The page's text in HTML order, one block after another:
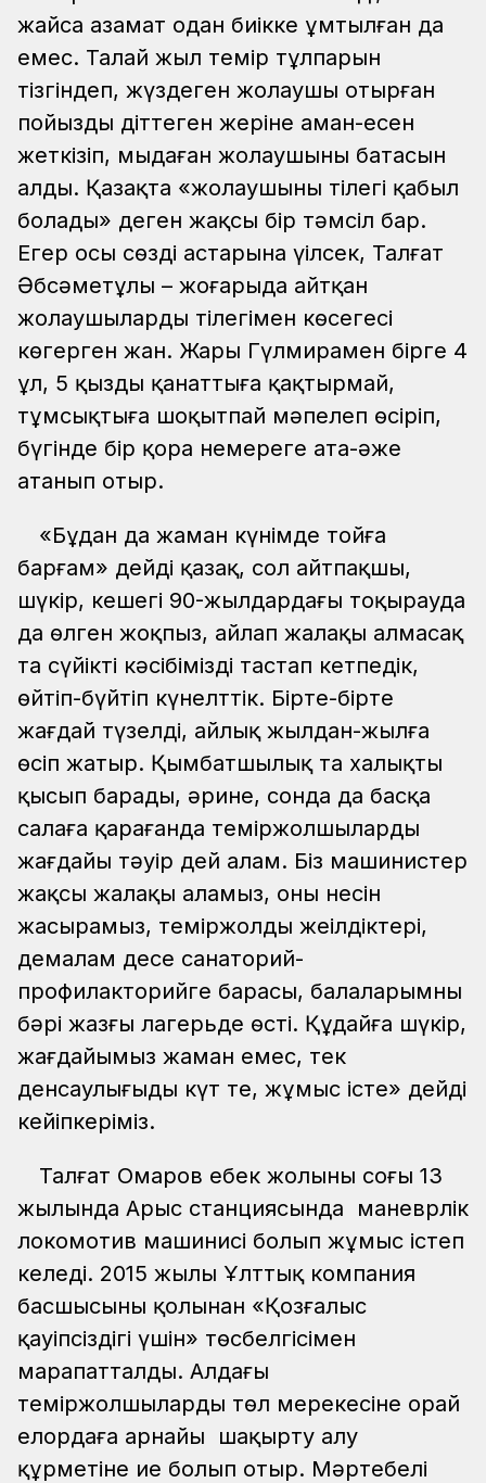
жайсаң азамат одан биікке ұмтылған да
емес. Талай жыл темір тұлпарын
тізгіндеп, жүздеген жолаушы отырған
пойызды діттеген жеріне аман-есен
жеткізіп, мыңдаған жолаушының батасын
алды. Қазақта «жолаушының тілегі қабыл
болады» деген жақсы бір тәмсіл бар.
Егер осы сөздің астарына үңілсек, Талғат
Әбсәметұлы – жоғарыда айтқан
жолаушылардың тілегімен көсегесі
көгерген жан. Жары Гүлмирамен бірге 4
ұл, 5 қызды қанаттыға қақтырмай,
тұмсықтыға шоқытпай мәпелеп өсіріп,
бүгінде бір қора немереге ата-әже
атанып отыр.
«Бұдан да жаман күнімде тойға
барғам» дейді қазақ, сол айтпақшы,
шүкір, кешегі 90-жылдардағы тоқырауда
да өлген жоқпыз, айлап жалақы алмасақ
та сүйікті кәсібімізді тастап кетпедік,
өйтіп-бүйтіп күнелттік. Бірте-бірте
жағдай түзелді, айлық жылдан-жылға
өсіп жатыр. Қымбатшылық та халықты
қысып барады, әрине, сонда да басқа
салаға қарағанда теміржолшылардың
жағдайы тәуір дей алам. Біз машинистер
жақсы жалақы аламыз, оның несін
жасырамыз, теміржолдың жеңілдіктері,
демалам десең санаторий-
профилакторийге барасың, балаларымның
бәрі жазғы лагерьде өсті. Құдайға шүкір,
жағдайымыз жаман емес, тек
денсаулығыңды күт те, жұмыс істе» дейді
кейіпкеріміз.
Талғат Омаров еңбек жолының соңғы 13
жылында Арыс станциясында маневрлік
локомотив машинисі болып жұмыс істеп
келеді. 2015 жылы Ұлттық компания
басшысының қолынан «Қозғалыс
қауіпсіздігі үшін» төсбелгісімен
марапатталды. Алдағы
теміржолшылардың төл мерекесіне орай
елордаға арнайы шақырту алу
құрметіне ие болып отыр. Мәртебелі